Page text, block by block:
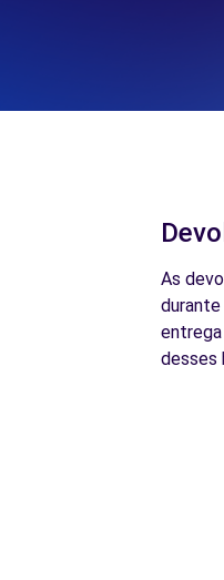
As
durante
desses